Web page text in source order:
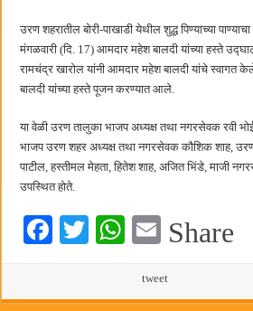
बाल्मर लॉरी आणि शेल इंडियातील कंत्राटी कामगारांना
उरण शहरातील बोरी-पाखाडी येथील शुद्ध पिण्याच्या
मंगळवारी (दि. 17) आमदार महेश बालदी यांच्या हस्ते
रामचंद्र खारोल यांनी आमदार महेश बालदी यांचे स्वागत
बालदी यांच्या हस्ते पूजन करण्यात आले.
या वेळी उरण तालुका भाजप अध्यक्ष तथा नगरसेवक रवी
भाजप उरण शहर अध्यक्ष तथा नगरसेवक कौशिक शाह,
पाटील, हस्तीमल मेहता, हितेश शाह, अजित भिंडे, माजी
उपस्थित होते.
Fa T
W
ts
E
ail
Share
tweet